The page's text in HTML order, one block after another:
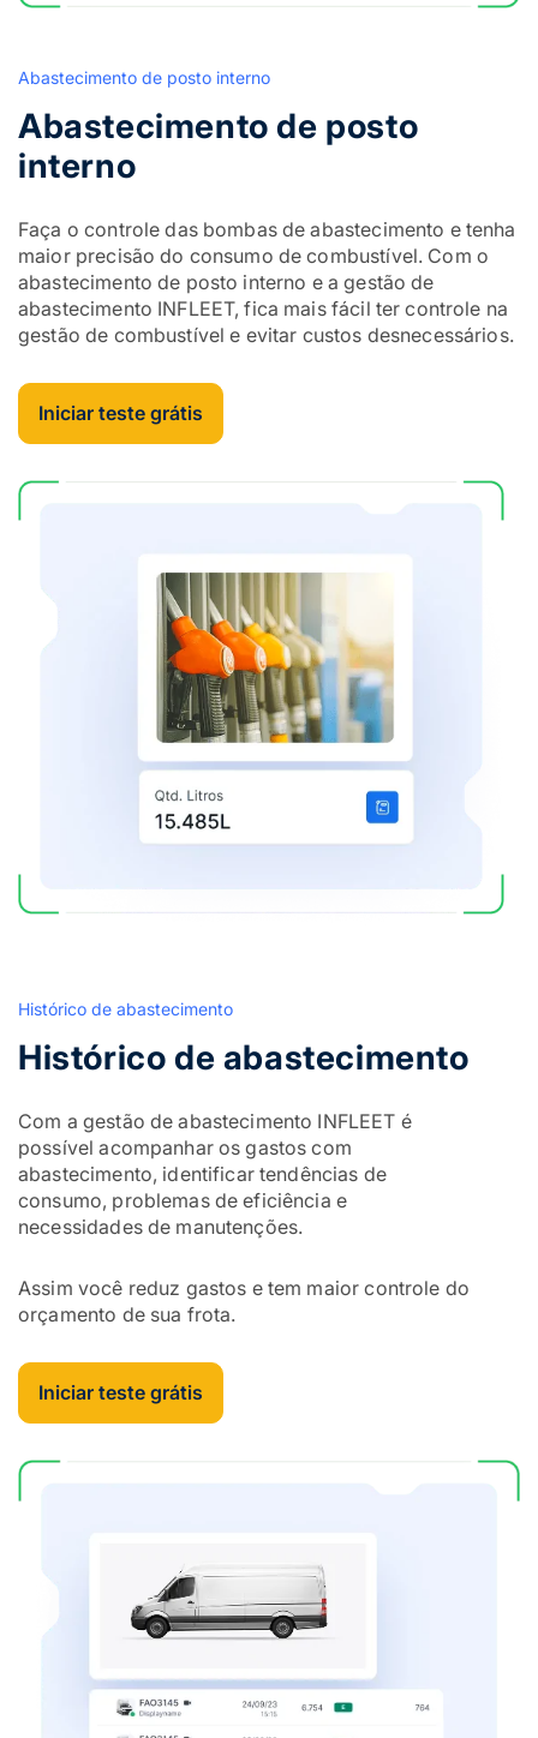
Abastecimento de posto interno
Abastecimento de posto
interno
Faça o controle das bombas de abastecimento e tenha
maior precisão do consumo de combustível. Com o
abastecimento de posto interno e a gestão de
abastecimento INFLEET, fica mais fácil ter controle na
gestão de combustível e evitar custos desnecessários.
Iniciar teste grátis
Histórico de abastecimento
Histórico de abastecimento
Com a gestão de abastecimento INFLEET é
possível acompanhar os gastos com
abastecimento, identificar tendências de
consumo, problemas de eficiência e
necessidades de manutenções.
Assim você reduz gastos e tem maior controle do
orçamento de sua frota.
Iniciar teste grátis